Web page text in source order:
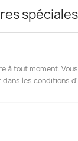
spéciales
à tout moment.
les conditions